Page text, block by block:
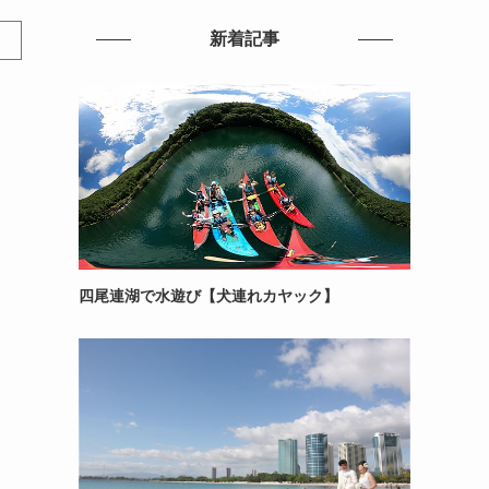
新着記事
四尾連湖で水遊び【犬連れカヤック】